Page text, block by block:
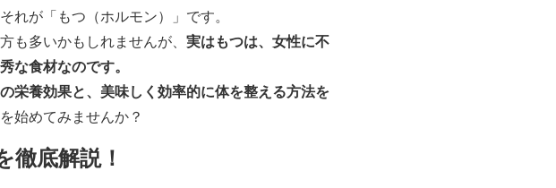
れが「もつ（ホルモン）」です。
も多いかもしれませんが、実はもつは、女性に不
な食材なのです。
栄養効果と、美味しく効率的に体を整える方法を
始めてみませんか？
徹底解説！